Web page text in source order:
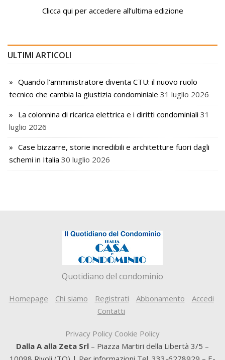
Clicca qui per accedere all’ultima edizione
ULTIMI ARTICOLI
Quando l’amministratore diventa CTU: il nuovo ruolo
tecnico che cambia la giustizia condominiale 31 luglio 2026
La colonnina di ricarica elettrica e i diritti condominiali 31
luglio 2026
Case bizzarre, storie incredibili e architetture fuori dagli
schemi in Italia 30 luglio 2026
Quotidiano del condominio
Homepage Chi siamo Registrati Abbonamento
Accedi
Contatti
Privacy Policy Cookie Policy
Dalla A alla Zeta Srl – Piazza Martiri della Libertà 3/5 –